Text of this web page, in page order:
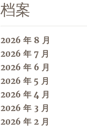
档案
2026 年 8 月
2026 年 7 月
2026 年 6 月
2026 年 5 月
2026 年 4 月
2026 年 3 月
2026 年 2 月